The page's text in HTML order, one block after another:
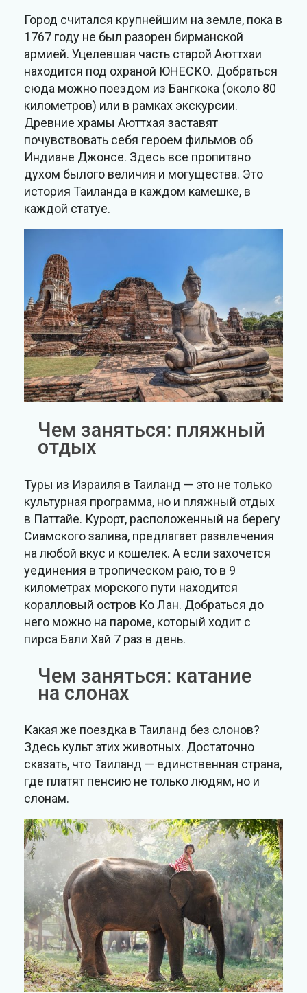
Город считался крупнейшим на земле, пока в
1767 году не был разорен бирманской
армией. Уцелевшая часть старой Аюттхаи
находится под охраной ЮНЕСКО. Добраться
сюда можно поездом из Бангкока (около 80
километров) или в рамках экскурсии.
Древние храмы Аюттхая заставят
почувствовать себя героем фильмов об
Индиане Джонсе. Здесь все пропитано
духом былого величия и могущества. Это
история Таиланда в каждом камешке, в
каждой статуе.
Чем заняться: пляжный
отдых
Туры из Израиля в Таиланд — это не только
культурная программа, но и пляжный отдых
в Паттайе. Курорт, расположенный на берегу
Сиамского залива, предлагает развлечения
на любой вкус и кошелек. А если захочется
уединения в тропическом раю, то в 9
километрах морского пути находится
коралловый остров Ко Лан. Добраться до
него можно на пароме, который ходит с
пирса Бали Хай 7 раз в день.
Чем заняться: катание
на слонах
Какая же поездка в Таиланд без слонов?
Здесь культ этих животных. Достаточно
сказать, что Таиланд — единственная страна,
где платят пенсию не только людям, но и
слонам.